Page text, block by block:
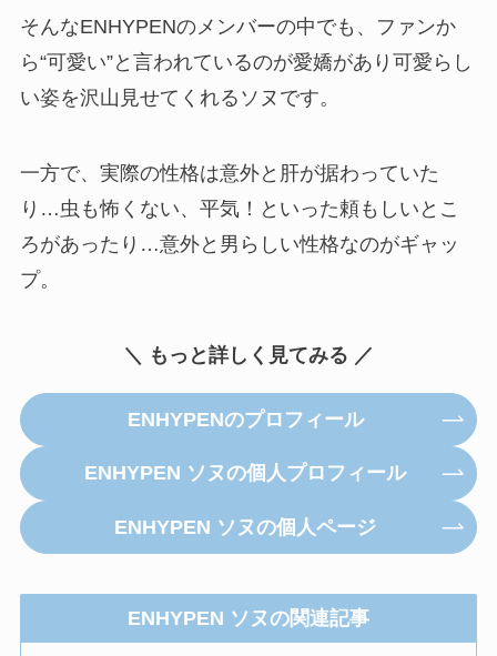
そんなENHYPENのメンバーの中でも、ファンか
ら“可愛い”と言われているのが愛嬌があり可愛らし
い姿を沢山見せてくれるソヌです。
一方で、実際の性格は意外と肝が据わっていた
り…虫も怖くない、平気！といった頼もしいとこ
ろがあったり…意外と男らしい性格なのがギャッ
プ。
＼ もっと詳しく見てみる ／
ENHYPENのプロフィール
ENHYPEN ソヌの個人プロフィール
ENHYPEN ソヌの個人ページ
ENHYPEN ソヌの関連記事